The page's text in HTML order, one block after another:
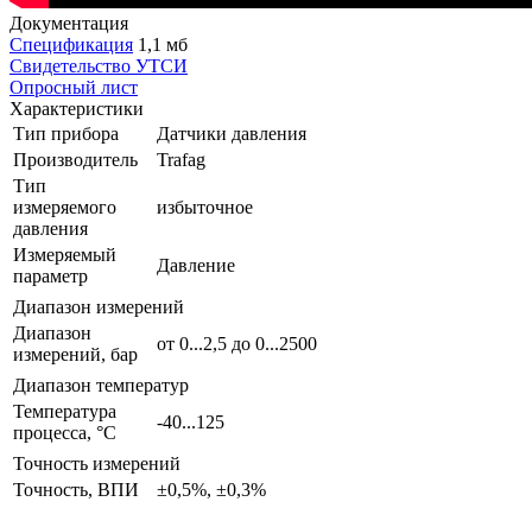
Документация
Спецификация 1,1 мб
Свидетельство УТСИ
Опросный лист
Характеристики
Тип прибора
Датчики давления
Производитель
Trafag
Тип
измеряемого
давления
избыточное
Измеряемый
параметр
Давление
Диапазон измерений
Диапазон
измерений, бар
от 0...2,5 до 0...2500
Диапазон температур
Температура
процесса, °С
-40...125
Точность измерений
Точность, ВПИ
±0,5%, ±0,3%